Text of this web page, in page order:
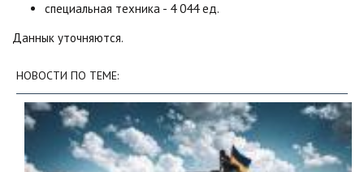
специальная техника - 4 044 ед.
Даннык уточняются.
НОВОСТИ ПО ТЕМЕ: